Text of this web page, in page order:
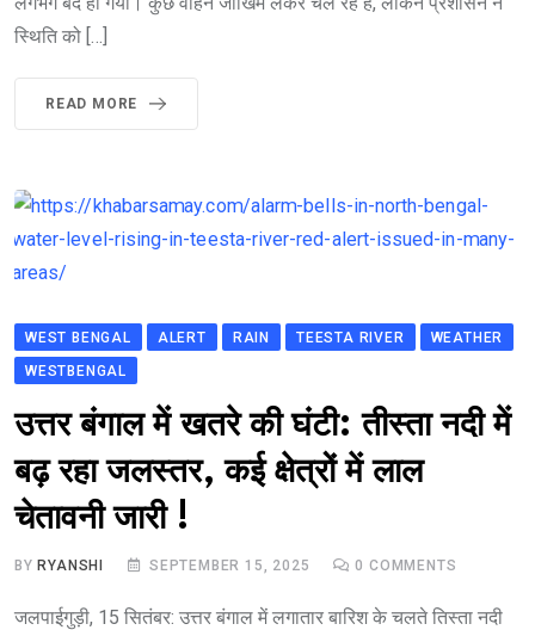
स्थिति को […]
READ MORE
WEST BENGAL ALERT RAIN TEESTA RIVER
WEATHER
WESTBENGAL
उत्तर बंगाल में खतरे की घंटी: तीस्ता नदी में
बढ़ रहा जलस्तर, कई क्षेत्रों में लाल
चेतावनी जारी !
BYRYANSHI SEPTEMBER 15, 2025 0 COMMENTS
जलपाईगुड़ी, 15 सितंबर: उत्तर बंगाल में लगातार बारिश के चलते तिस्ता नदी